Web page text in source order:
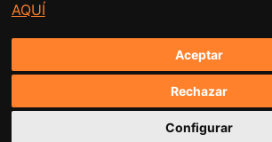
AQUÍ
Aceptar
Rechazar
Configurar
Conceptualización y diseño web: